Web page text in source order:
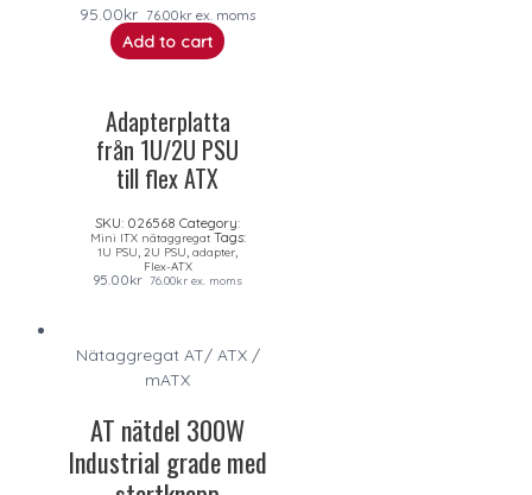
95.00kr 76.00kr ex. moms
Add to cart
Adapterplatta
från 1U/2U PSU
till flex ATX
SKU: 026568 Category:
Mini ITX nätaggregat Tags:
1U PSU 2U PSU adapter
Flex-ATX
95.00kr 76.00kr ex. moms
Nätaggregat AT/ ATX /
mATX
AT nätdel 300W
Industrial grade med